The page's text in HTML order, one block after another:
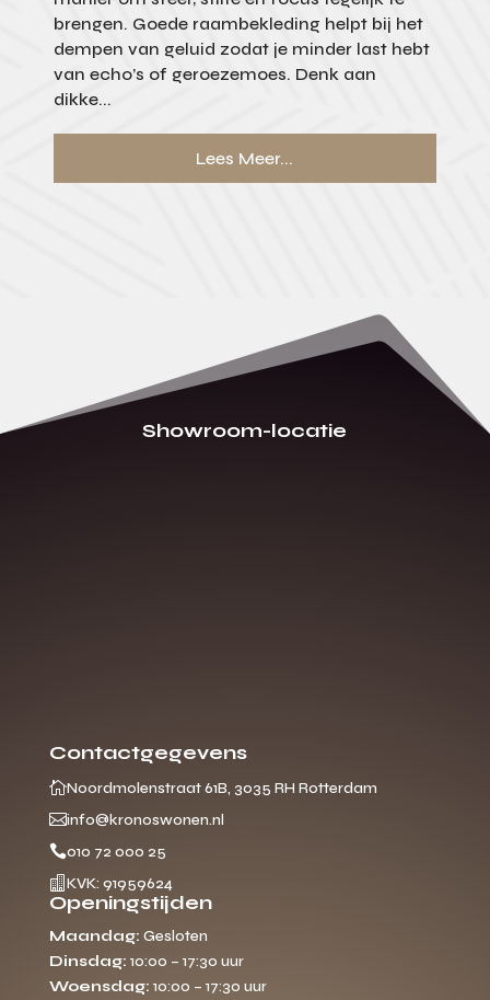
brengen. Goede raambekleding helpt bij het
dempen van geluid zodat je minder last hebt
van echo’s of geroezemoes. Denk aan
dikke...
Lees Meer...
Showroom-locatie
Contactgegevens
Noordmolenstraat 61B, 3035 RH Rotterdam
info@kronoswonen.nl
010 72 000 25
 KVK: 91959624
Openingstijden
Maandag: Gesloten
Dinsdag: 10:00 – 17:30 uur
Woensdag: 10:00 – 17:30 uur